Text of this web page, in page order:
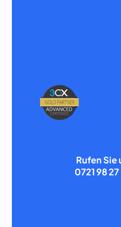
Rufen Sie
0721 98